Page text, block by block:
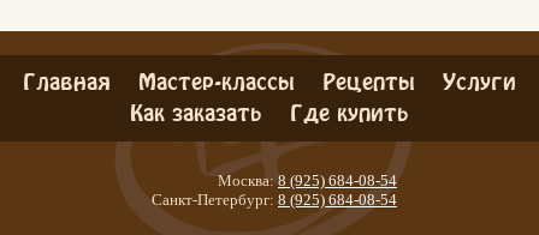
Главная Мастер-классы Рецепты Услуги
Как заказать Где купить
Москва: 8 (925) 684-08-54
Санкт-Петербург: 8 (925) 684-08-54